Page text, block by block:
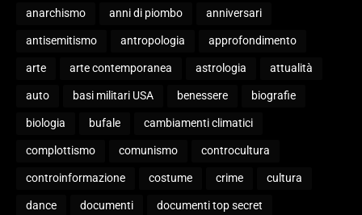
anarchismo anni di piombo anniversari
antisemitismo antropologia approfondimento
arte arte contemporanea astrologia attualità
auto basi militari USA benessere biografie
biologia bufale cambiamenti climatici
complottismo comunismo controcultura
controinformazione costume crime cultura
dance documenti documenti top secret